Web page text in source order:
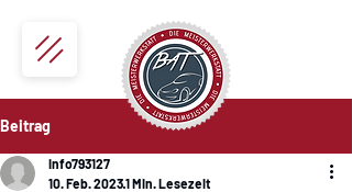
Beitrag
info793127
10. Feb. 20231 Min. Lesezeit